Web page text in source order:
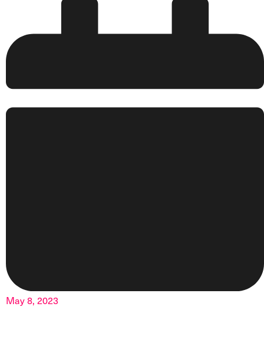
May 8, 2023